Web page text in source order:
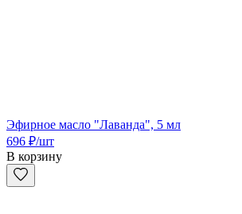
Эфирное масло "Лаванда", 5 мл
696 ₽/шт
В корзину